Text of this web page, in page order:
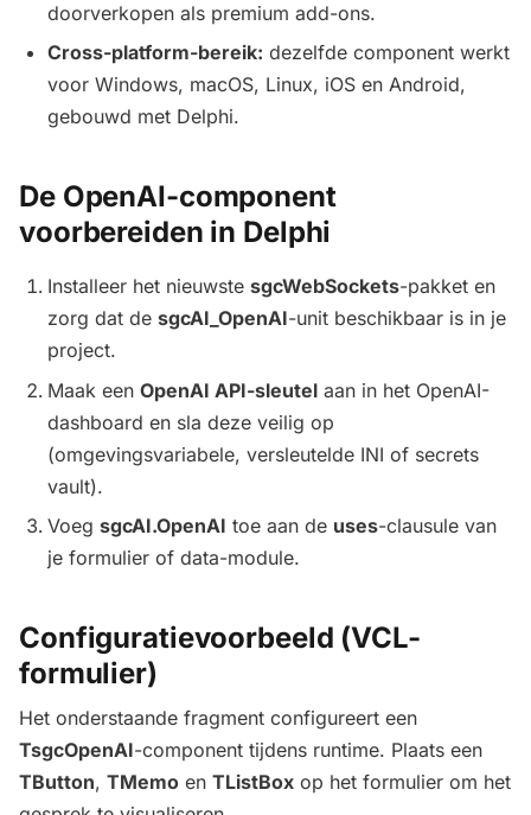
doorverkopen als premium add-ons.
Cross-platform-bereik: dezelfde component werkt
voor Windows, macOS, Linux, iOS en Android,
gebouwd met Delphi.
De OpenAI-component
voorbereiden in Delphi
Installeer het nieuwste sgcWebSockets-pakket en
zorg dat de sgcAI_OpenAI-unit beschikbaar is in je
project.
Maak een OpenAI API-sleutel aan in het OpenAI-
dashboard en sla deze veilig op
(omgevingsvariabele, versleutelde INI of secrets
vault).
Voeg sgcAI.OpenAI toe aan de uses-clausule van
je formulier of data-module.
Configuratievoorbeeld (VCL-
formulier)
Het onderstaande fragment configureert een
TsgcOpenAI-component tijdens runtime. Plaats een
TButton, TMemo en TListBox op het formulier om het